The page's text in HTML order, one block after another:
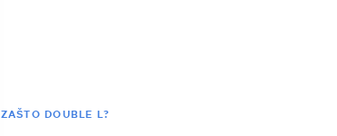
ZAŠTO DOUBLE L?